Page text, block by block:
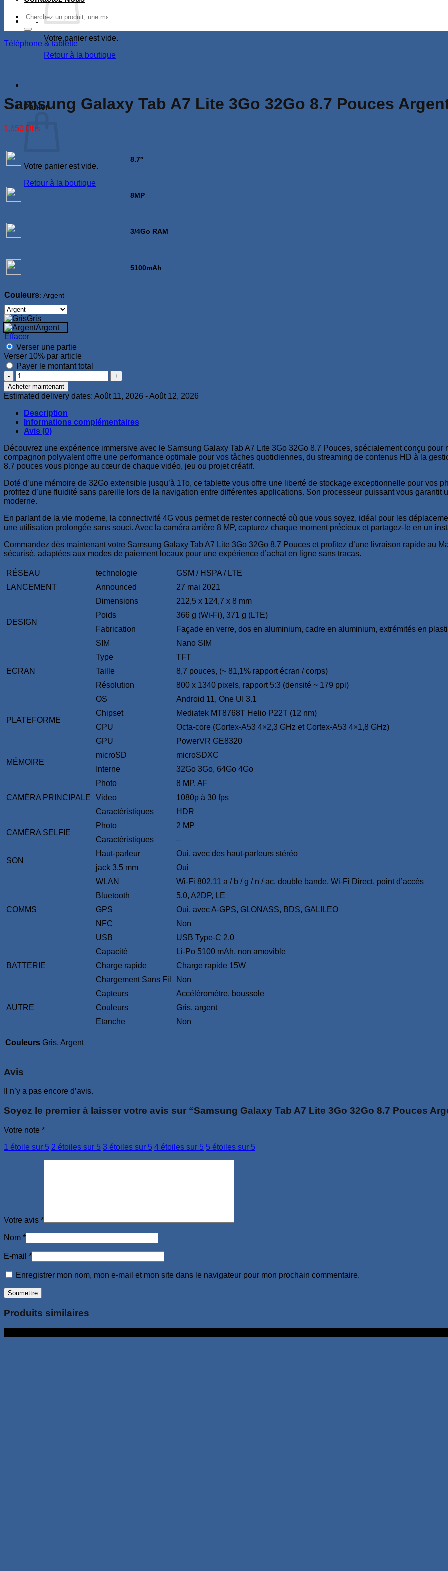
Votre panier est vide.
Retour à la boutique
Panier
Votre panier est vide.
Retour à la boutique
Recherche
pour :
Téléphone & tablette
Samsung Galaxy Tab A7 Lite 3Go 32Go 8.7 Pouces
1,650 Dhs
8.7″
8MP
3/4Go RAM
5100mAh
Couleurs: Argent
Gris
Argent
Effacer
Verser une partie
Verser 10% par article
Payer le montant total
quantité
de
Samsung
Galaxy
Tab
A7
Lite
3Go
32Go
8.7
Pouces
Acheter maintenant
Estimated delivery dates: Août 11, 2026 - Août 12, 2026
Description
Informations complémentaires
Avis (0)
Découvrez une expérience immersive avec le Samsung Galaxy Tab A7 Lite 3Go 32Go 8.7 Pouces, spécialement conçu
compagnon polyvalent offre une performance optimale pour vos tâches quotidiennes, du streaming de contenus HD à la
8.7 pouces vous plonge au cœur de chaque vidéo, jeu ou projet créatif.
Doté d’une mémoire de 32Go extensible jusqu’à 1To, ce tablette vous offre une liberté de stockage exceptionnelle pour vos
profitez d’une fluidité sans pareille lors de la navigation entre différentes applications. Son processeur puissant vous
moderne.
En parlant de la vie moderne, la connectivité 4G vous permet de rester connecté où que vous soyez, idéal pour les
une utilisation prolongée sans souci. Avec la caméra arrière 8 MP, capturez chaque moment précieux et partagez-le en un
Commandez dès maintenant votre Samsung Galaxy Tab A7 Lite 3Go 32Go 8.7 Pouces et profitez d’une livraison rapide au
sécurisé, adaptées aux modes de paiement locaux pour une expérience d’achat en ligne sans tracas.
RÉSEAU technologie
GSM / HSPA / LTE
LANCEMENT
Announced 27 mai 2021
DESIGN
Dimensions
212,5 x 124,7 x 8 mm
Poids
366 g (Wi-Fi), 371 g (LTE)
Fabrication
Façade en verre, dos en aluminium, cadre en aluminium, extrémités en
SIM
Nano SIM
ECRAN
Type
TFT
Taille
8,7 pouces, (~ 81,1% rapport écran / corps)
Résolution
800 x 1340 pixels, rapport 5:3 (densité ~ 179 ppi)
PLATEFORME
OS
Android 11, One UI 3.1
Chipset
Mediatek MT8768T Helio P22T (12 nm)
CPU
Octa-core (Cortex-A53 4×2,3 GHz et Cortex-A53 4×1,8 GHz)
GPU
PowerVR GE8320
MÉMOIRE
microSD
microSDXC
Interne
32Go 3Go, 64Go 4Go
CAMÉRA PRINCIPALE
Photo
8 MP, AF
Video
1080p à 30 fps
Caractéristiques
HDR
CAMÉRA SELFIE
Photo
2 MP
Caractéristiques
–
SON
Haut-parleur
Oui, avec des haut-parleurs stéréo
jack 3,5 mm
Oui
COMMS
WLAN
Wi-Fi 802.11 a / b / g / n / ac, double bande, Wi-Fi Direct, point d’accès
Bluetooth
5.0, A2DP, LE
GPS
Oui, avec A-GPS, GLONASS, BDS, GALILEO
NFC
Non
USB
USB Type-C 2.0
BATTERIE
Capacité
Li-Po 5100 mAh, non amovible
Charge rapide
Charge rapide 15W
Chargement Sans Fil
Non
AUTRE
Capteurs
Accéléromètre, boussole
Couleurs
Gris, argent
Etanche
Non
Couleurs Gris, Argent
Avis
Il n’y a pas encore d’avis.
Soyez le premier à laisser votre avis sur “Samsung Galaxy Tab A7 Lite 3Go 32Go 8.7 Pouces
Votre note *
1 étoile sur 5 2 étoiles sur 5 3 étoiles sur 5 4 étoiles sur 5 5 étoiles sur 5
Votre avis *
Nom *
E-mail *
Enregistrer mon nom, mon e-mail et mon site dans le navigateur pour mon prochain commentaire.
Produits similaires